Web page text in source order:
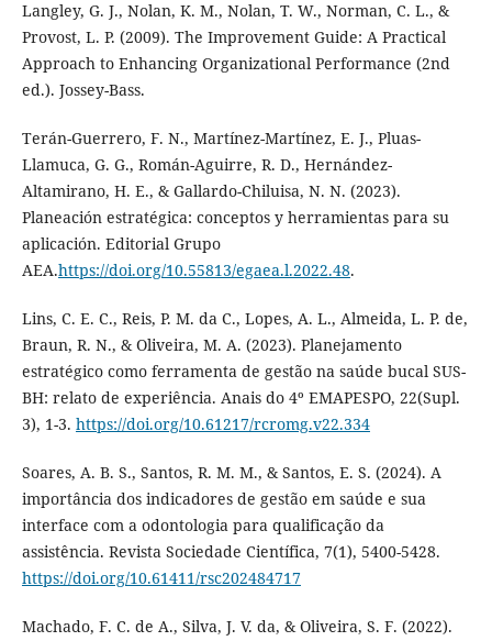
Langley, G. J., Nolan, K. M., Nolan, T. W., Norman, C. L., &
Provost, L. P. (2009). The Improvement Guide: A Practical
Approach to Enhancing Organizational Performance (2nd
ed.). Jossey-Bass.
Terán-Guerrero, F. N., Martínez-Martínez, E. J., Pluas-
Llamuca, G. G., Román-Aguirre, R. D., Hernández-
Altamirano, H. E., & Gallardo-Chiluisa, N. N. (2023).
Planeación estratégica: conceptos y herramientas para su
aplicación. Editorial Grupo
AEA.https://doi.org/10.55813/egaea.l.2022.48.
Lins, C. E. C., Reis, P. M. da C., Lopes, A. L., Almeida, L. P. de,
Braun, R. N., & Oliveira, M. A. (2023). Planejamento
estratégico como ferramenta de gestão na saúde bucal SUS-
BH: relato de experiência. Anais do 4º EMAPESPO, 22(Supl.
3), 1-3. https://doi.org/10.61217/rcromg.v22.334
Soares, A. B. S., Santos, R. M. M., & Santos, E. S. (2024). A
importância dos indicadores de gestão em saúde e sua
interface com a odontologia para qualificação da
assistência. Revista Sociedade Científica, 7(1), 5400-5428.
https://doi.org/10.61411/rsc202484717
Machado, F. C. de A., Silva, J. V. da, & Oliveira, S. F. (2022).